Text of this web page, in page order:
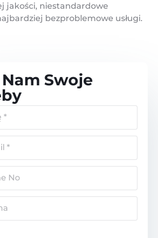
jakości, niestandardowe
bezproblemowe usługi.
Swoje